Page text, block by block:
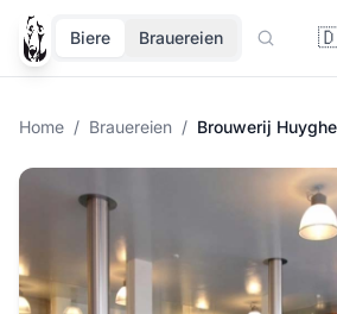
Biere Brauereien
Home / Brauereien / Brouwerij Huyghe